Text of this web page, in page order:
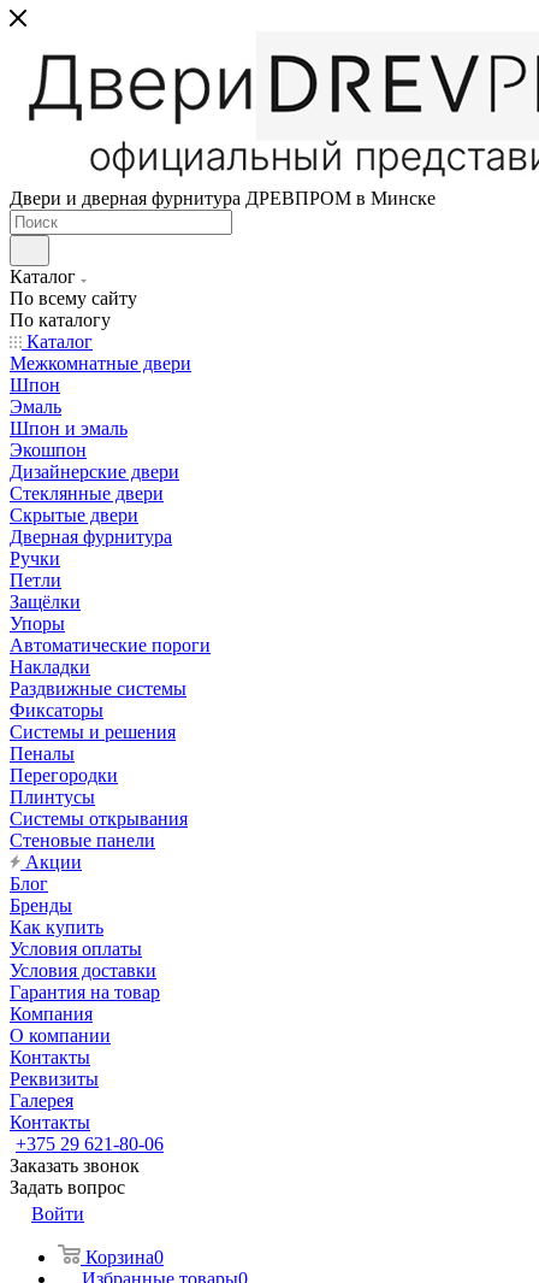
Двери и дверная фурнитура ДРЕВПРОМ в Минске
Каталог
По всему сайту
По каталогу
Каталог
Межкомнатные двери
Шпон
Эмаль
Шпон и эмаль
Экошпон
Дизайнерские двери
Стеклянные двери
Скрытые двери
Дверная фурнитура
Ручки
Петли
Защёлки
Упоры
Автоматические пороги
Накладки
Раздвижные системы
Фиксаторы
Системы и решения
Пеналы
Перегородки
Плинтусы
Системы открывания
Стеновые панели
Акции
Блог
Бренды
Как купить
Условия оплаты
Условия доставки
Гарантия на товар
Компания
О компании
Контакты
Реквизиты
Галерея
Контакты
+375 29 621-80-06
Заказать звонок
Задать вопрос
Войти
Корзина0
Избранные товары0